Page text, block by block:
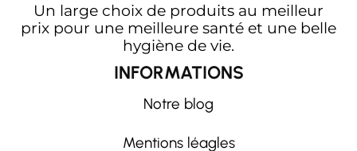
Un large choix de produits au meilleur
prix pour une meilleure santé et une belle
hygiène de vie.
INFORMATIONS
Notre blog
Mentions léagles